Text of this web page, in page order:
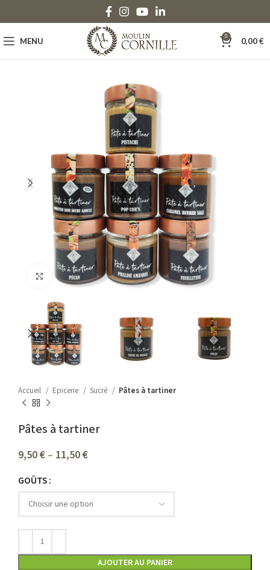
MENU 0 0,00€
Agrandir
Accueil Epicerie Sucré Pâtes à tartiner
Pâtes à tartiner
9,50€– 11,50€
GOÛTS
AJOUTER AU PANIER